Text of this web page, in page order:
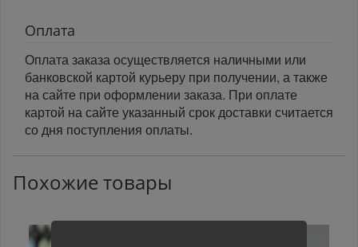
Оплата
Оплата заказа осуществляется наличными или
банковской картой курьеру при получении, а также
на сайте при оформлении заказа. При оплате
картой на сайте указанный срок доставки считается
со дня поступления оплаты.
Похожие товары